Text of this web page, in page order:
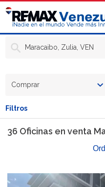
Maracaibo, Zulia, VEN
Comprar
Filtros
36 Oficinas en venta